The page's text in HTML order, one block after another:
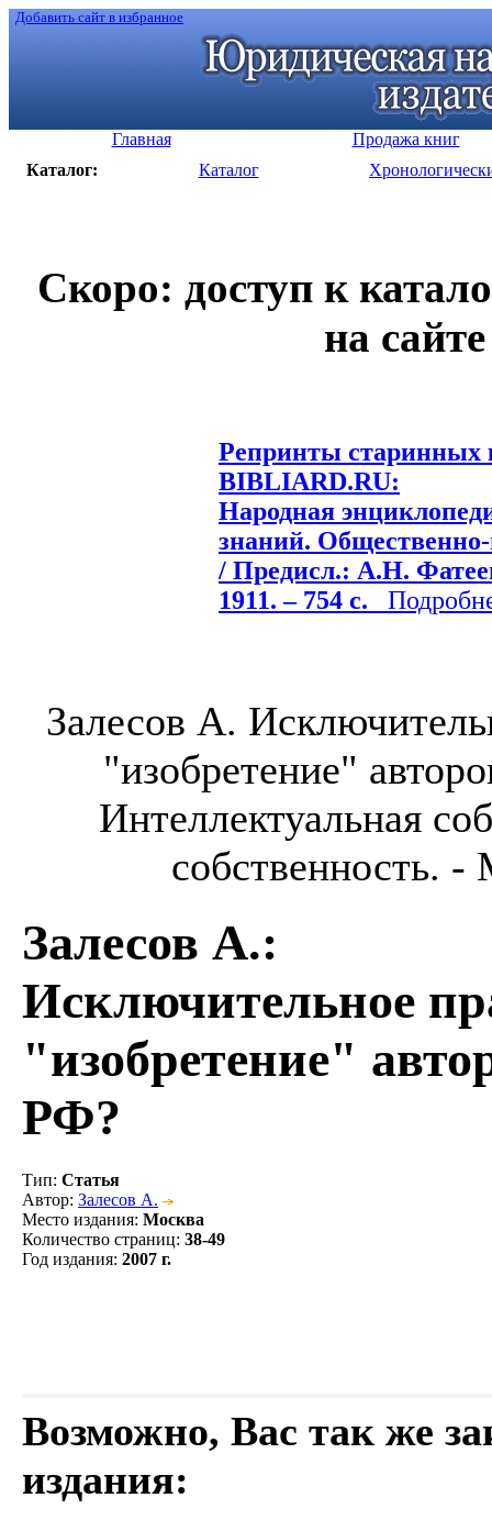
Добавить сайт в избранное
Главная
Продажа книг
Каталог:
Каталог
Скоро: доступ к
на
Репринты старинных
BIBLIARD.RU:
Народная
знаний.
/ Предисл.: А.Н.
1911. – 754 с.
Залесов А.
"изобретение"
Интеллектуальная
собственность.
Залесов А.:
Исключительное
"изобретение"
РФ?
Тип: Статья
Автор: Залесов А.
Место издания: Москва
Количество страниц: 38-49
Год издания: 2007 г.
Возможно, Вас так же
издания: